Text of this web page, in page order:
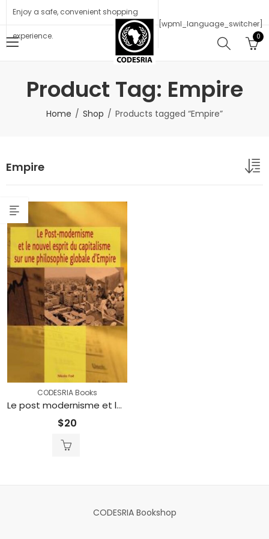
Enjoy a safe, convenient shopping
experience.
[wpml_language_switcher]
0
Product Tag: Empire
Home Shop Products tagged “Empire”
Empire
CODESRIA Books
Le post modernisme et le nouvel esprit du capitalisme sur une philosophie globale d’Empire (printed)
$20
CODESRIA Bookshop